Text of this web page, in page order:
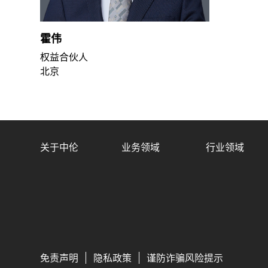
霍伟
权益合伙人
北京
关于中伦 业务领域 行业领域
免责声明 隐私政策 谨防诈骗风险提示